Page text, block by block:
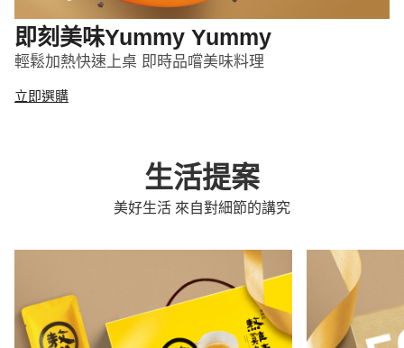
即刻美味Yummy Yummy
輕鬆加熱快速上桌 即時品嚐美味料理
立即選購
生活提案
美好生活 來自對細節的講究